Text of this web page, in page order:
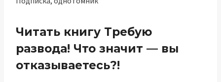
Читать книгу Требую
развода! Что значит — вы
отказываетесь?!